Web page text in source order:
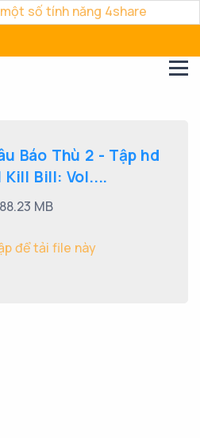
số tính năng 4share
Báo Thù 2 - Tập hd
Bill: Vol....
MB
để tải file này